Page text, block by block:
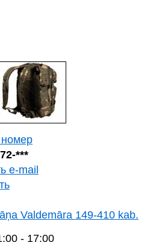
номер
***
e-mail
Valdemāra 149-410 kab.
- 17:00